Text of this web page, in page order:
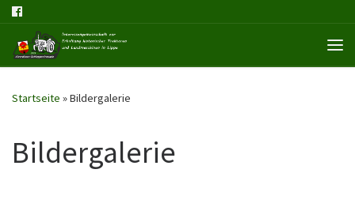
Startseite »Bildergalerie
Bildergalerie